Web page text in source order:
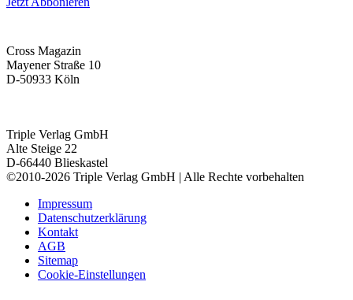
Cross Magazin
Mayener Straße 10
D-50933 Köln
Triple Verlag GmbH
Alte Steige 22
D-66440 Blieskastel
©2010-2026 Triple Verlag GmbH | Alle Rechte vorbehalten
Impressum
Datenschutzerklärung
Kontakt
AGB
Sitemap
Cookie-Einstellungen